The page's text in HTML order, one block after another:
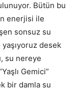
Bütün bu
enerjisi ile
sonsuz su
desek
su nereye
Gemici”
bir damla su